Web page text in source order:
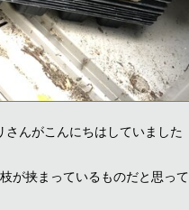
さんがこんにちはしていました
が挟まっているものだと思って